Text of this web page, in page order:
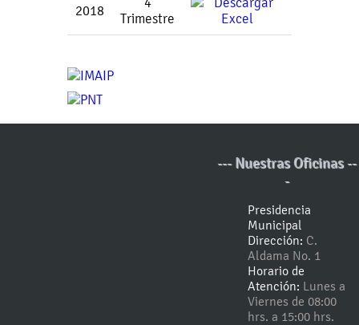
2018
Trimestre
--- Nuestras Oficinas --
-
Presidencia
Municipal
Dirección: C.
Aldama No. 1
Horario de
Atención: Lunes a
Viernes de 08:00
hrs. a 15:00 hrs.